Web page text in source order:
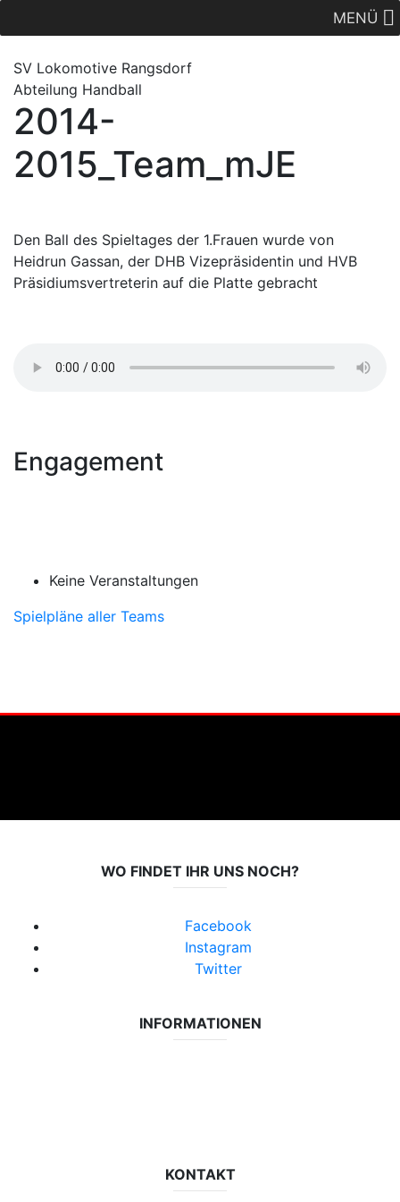
MENÜ
SV Lokomotive Rangsdorf
Abteilung Handball
2014-
2015_Team_mJE
Den Ball des Spieltages der 1.Frauen wurde von
Heidrun Gassan, der DHB Vizepräsidentin und HVB
Präsidiumsvertreterin auf die Platte gebracht
Engagement
Keine Veranstaltungen
Spielpläne aller Teams
WO FINDET IHR UNS NOCH?
Facebook
Instagram
Twitter
INFORMATIONEN
KONTAKT